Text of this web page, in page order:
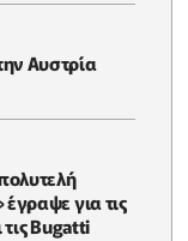
Αυστρία
για τις
τις Bugatti